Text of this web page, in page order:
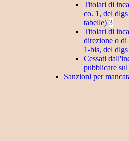
Titolari di
co. 1, del
tabelle) 3
Titolari di
direzione o di
1-bis, del
Cessati
pubblicare
Sanzioni per